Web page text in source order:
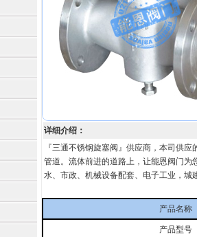
详细介绍：
『三通不锈钢旋塞阀』供应商，本司供应
管道。流体前进的道路上，让能恩阀门为
水、市政、机械设备配套、电子工业，城
产品名称
产品型号